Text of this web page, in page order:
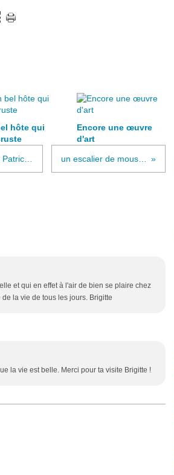
hôte qui
Encore une œuvre
d'art
un escalier de mousses et de lierres
et qui en effet à l'air de bien se plaire chez
la vie de tous les jours. Brigitte
la vie est belle. Merci pour ta visite Brigitte !